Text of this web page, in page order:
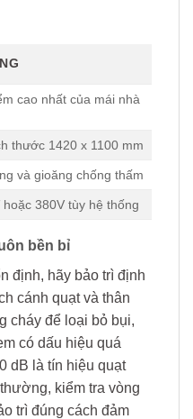
cao nhất của mái nhà
thước 1420 x 1100 mm
và gioăng chống thấm
hoặc 380V tùy hệ thống
bền bỉ
định, hãy bảo trì định
cánh quạt và thân
cháy để loại bỏ bụi,
có dấu hiệu quá
dB là tín hiệu quạt
kiểm tra vòng
trì đúng cách đảm